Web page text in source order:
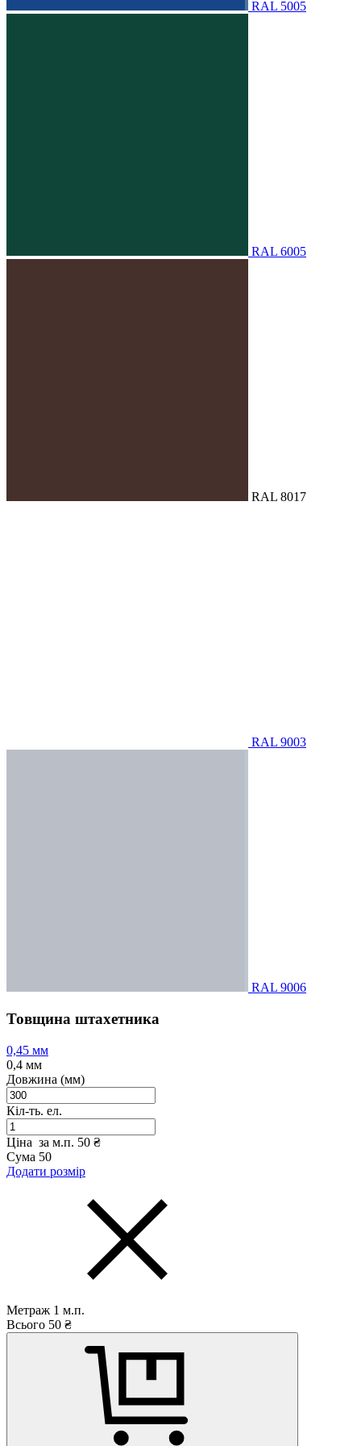
RAL 5005
RAL 6005
RAL 8017
RAL 9003
RAL 9006
Товщина штахетника
0,45 мм
0,4 мм
Довжина (мм)
Кіл-ть. ел.
Ціна за м.п. 50 ₴
Сума 50
Додати розмір
Метраж 1 м.п.
Всього 50 ₴